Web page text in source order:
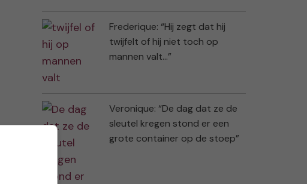
Frederique: “Hij zegt dat hij
twijfelt of hij niet toch op
mannen valt…”
Veronique: “De dag dat ze de
sleutel kregen stond er een
grote container op de stoep”